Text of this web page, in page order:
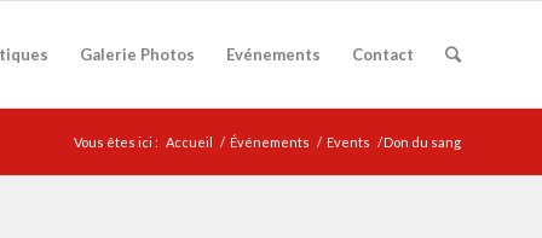
Galerie Photos Evénements Contact
Vous êtes ici : Accueil / Événements / Events /Don du sang